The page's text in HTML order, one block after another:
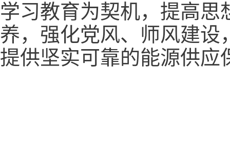
学习教育为契机，提高
养，强化党风、师风建设
提供坚实可靠的能源供应